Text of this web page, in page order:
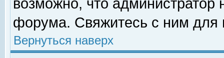
возможно, что
форума. Свяжитесь с ним для
Вернуться наверх